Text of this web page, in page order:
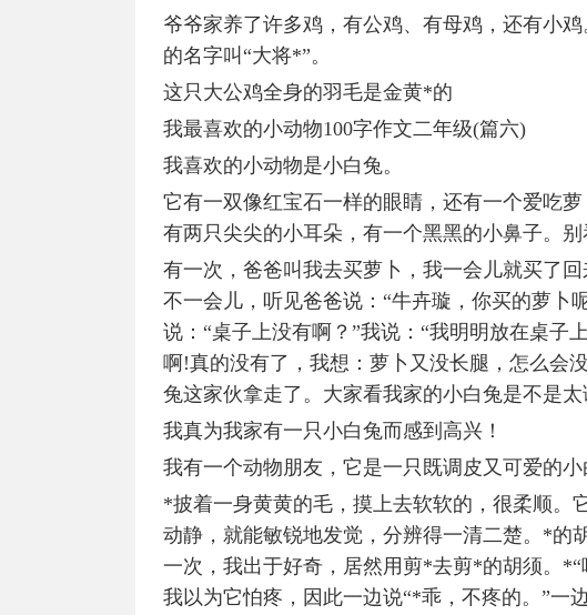
爷爷家养了许多鸡，有公鸡、有母鸡，还有小
的名字叫“大将*”。
这只大公鸡全身的羽毛是金黄*的
我最喜欢的小动物100字作文二年级(篇六)
我喜欢的小动物是小白兔。
它有一双像红宝石一样的眼睛，还有一个爱吃
有两只尖尖的小耳朵，有一个黑黑的小鼻子。别
有一次，爸爸叫我去买萝卜，我一会儿就买了
不一会儿，听见爸爸说：“牛卉璇，你买的萝卜
说：“桌子上没有啊？”我说：“我明明放在桌子
啊!真的没有了，我想：萝卜又没长腿，怎么会
兔这家伙拿走了。大家看我家的小白兔是不是太
我真为我家有一只小白兔而感到高兴！
我有一个动物朋友，它是一只既调皮又可爱的小
*披着一身黄黄的毛，摸上去软软的，很柔顺。
动静，就能敏锐地发觉，分辨得一清二楚。*的
一次，我出于好奇，居然用剪*去剪*的胡须。*“
我以为它怕疼，因此一边说“*乖，不疼的。”一